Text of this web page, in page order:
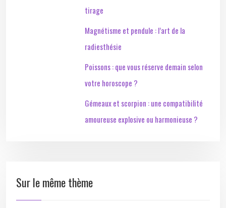
tirage
Magnétisme et pendule : l’art de la
radiesthésie
Poissons : que vous réserve demain selon
votre horoscope ?
Gémeaux et scorpion : une compatibilité
amoureuse explosive ou harmonieuse ?
Sur le même thème